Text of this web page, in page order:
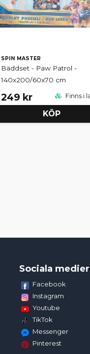
SPIN MASTER
Bäddset - Paw Patrol -
140x200/60x70 cm
249 kr Finns i
KÖP
Sociala medier
Facebook
Instagram
Youtube
TikTok
Messenger
Pinterest